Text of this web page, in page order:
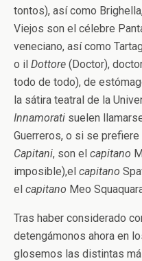
tontos), así como
Viejos son el célebre
veneciano, así como
o il Dottore (Doctor),
todo de todo), de
la sátira teatral de la
Innamorati suelen
Guerreros, o si se prefiere
Capitani, son el capitano
imposible),el capitano
el capitano Meo
Tras haber considerado
detengámonos ahora en
glosemos las distintas